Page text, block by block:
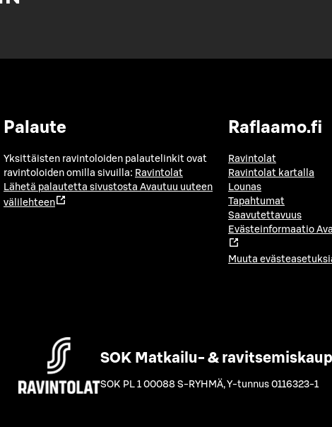
Palaute
Yksittäisten ravintoloiden palautelinkit ovat
ravintoloiden omilla sivuilla: Ravintolat
Lähetä palautetta sivustosta Avautuu uuteen
välilehteen
Raflaamo.fi
Ravintolat
Ravintolat kartalla
Lounas
Tapahtumat
Saavutettavuus
Evästeinformaatio
Muuta
SOK Matkailu- &
SOK PL 1 00088 S-RYHMÄ,Y-tunnus 0116323-1